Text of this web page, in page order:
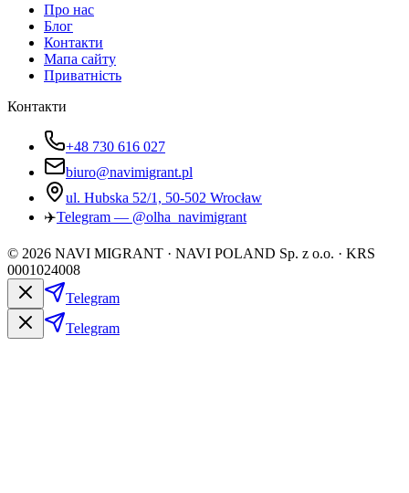
Про нас
Блог
Контакти
Мапа сайту
Приватність
Контакти
+48 730 616 027
biuro@navimigrant.pl
ul. Hubska 52/1, 50-502 Wrocław
✈️Telegram — @olha_navimigrant
© 2026 NAVI MIGRANT · NAVI POLAND Sp. z o.o. · KRS
0001024008
Telegram
Telegram